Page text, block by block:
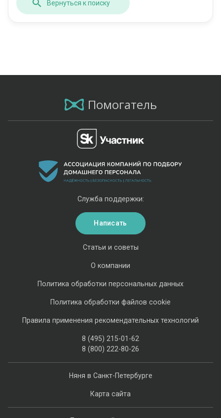
Вернуться к поиску
Помогатель
Няня в Санкт-Петербурге
Карта сайта
Статьи и советы
О компании
Политика обработки персональных данных
Политика обработки файлов cookie
Правила применения рекомендательных технологий
8 (495) 215-01-62
8 (800) 222-80-26
Служба поддержки:
Написать